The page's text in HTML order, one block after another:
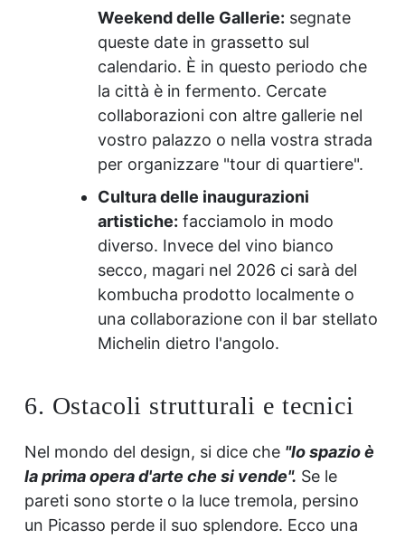
Weekend delle Gallerie: segnate
queste date in grassetto sul
calendario. È in questo periodo che
la città è in fermento. Cercate
collaborazioni con altre gallerie nel
vostro palazzo o nella vostra strada
per organizzare "tour di quartiere".
Cultura delle inaugurazioni
artistiche: facciamolo in modo
diverso. Invece del vino bianco
secco, magari nel 2026 ci sarà del
kombucha prodotto localmente o
una collaborazione con il bar stellato
Michelin dietro l'angolo.
6. Ostacoli strutturali e tecnici
Nel mondo del design, si dice che "lo spazio è
la prima opera d'arte che si vende". Se le
pareti sono storte o la luce tremola, persino
un Picasso perde il suo splendore. Ecco una